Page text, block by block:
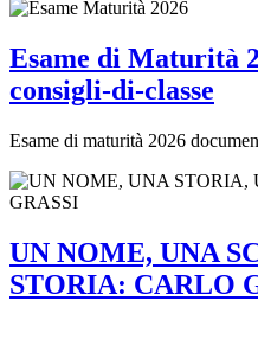
Esame di Maturità
consigli-di-classe
Esame di maturità 2026
UN NOME, UNA
STORIA: CARLO